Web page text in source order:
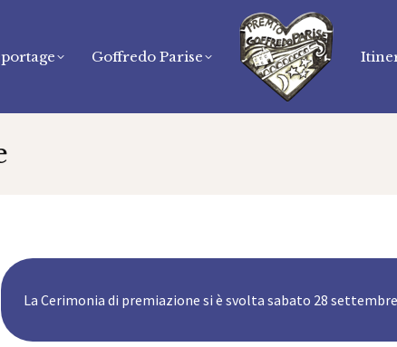
Goffredo Parise
La Cerimonia di premiazione si è svolta sabato 28